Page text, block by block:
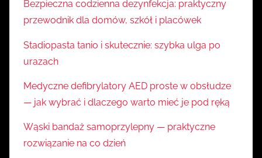
Bezpieczna codzienna dezynfekcja: praktyczny
przewodnik dla domów, szkół i placówek
Stadiopasta tanio i skutecznie: szybka ulga po
urazach
Medyczne defibrylatory AED proste w obsłudze
— jak wybrać i dlaczego warto mieć je pod ręką
Wąski bandaż samoprzylepny — praktyczne
rozwiązanie na co dzień